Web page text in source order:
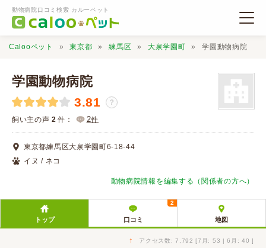
動物病院口コミ検索 カルーペット
動物病院検索
口コミ検索
口コミ投稿
Calooペット 東京都 練馬区 大泉学園町 学園動物病院
学園動物病院
3.81 ？
飼い主の声 2 件： 2件
東京都練馬区大泉学園町6-18-44
イヌ / ネコ
動物病院情報を編集する（関係者の方へ）
トップ 口コミ
2
地図
↑ アクセス数: 7,792 [7月: 53 | 6月: 40 ]